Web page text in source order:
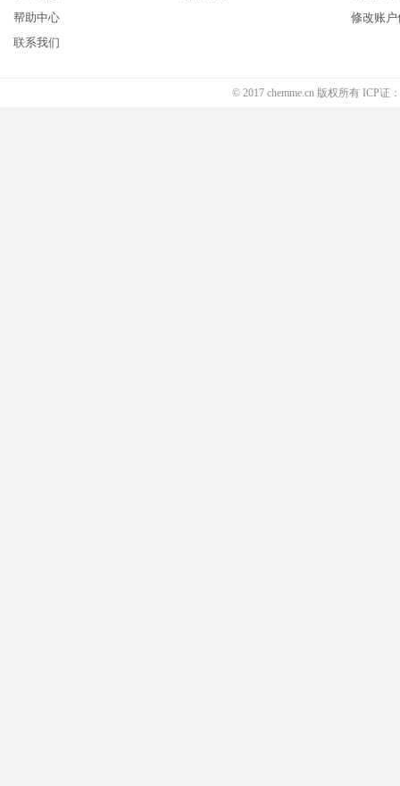
帮助中心
联系我们
修改账户
© 2017 chemme.cn 版权所有 ICP证：